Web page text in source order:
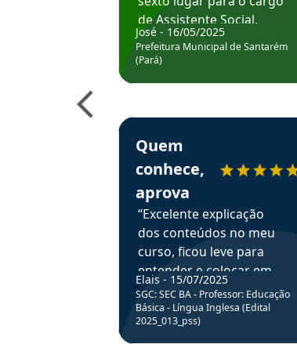
de Assistente Social.
Hoje estou atuando na
Prefeitura de Santarém.
José - 16/05/2025
Prefeitura Municipal de Santarém
(Pará)
Estudante Elais recomenda o
Quem
conhece,
aprova
“Excelente explicação
dos conteúdos no meu
curso, ficou leve para
entender e colocar em
prática através da
resolução de questões.”
Elais - 15/07/2025
SGC: SEC BA - Professor: Educação
Básica - Língua Inglesa (Edital
2025_013_pss)